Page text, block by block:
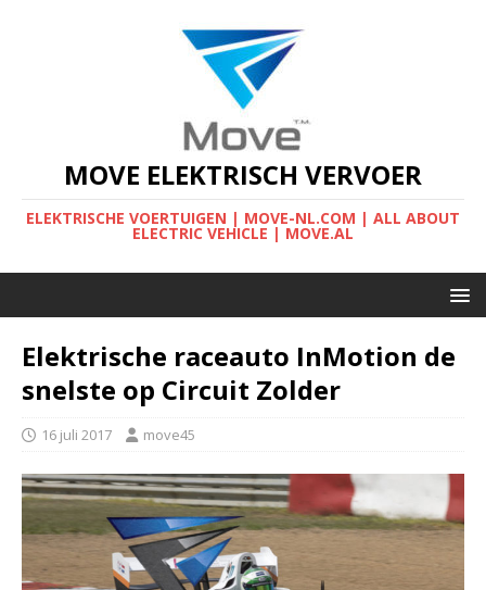
MOVE ELEKTRISCH VERVOER
ELEKTRISCHE VOERTUIGEN | MOVE-NL.COM | ALL ABOUT
ELECTRIC VEHICLE | MOVE.AL
Elektrische raceauto InMotion de
snelste op Circuit Zolder
16 juli 2017 move45